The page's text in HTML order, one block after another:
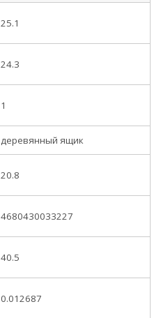
25.1
24.3
1
деревянный ящик
20.8
4680430033227
40.5
0.012687